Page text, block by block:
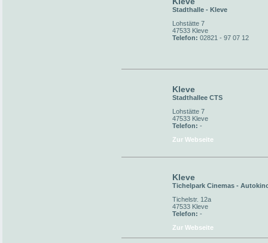
Stadthalle - Kleve
Lohstätte 7
47533 Kleve
Telefon: 02821 - 97 07 12
Kleve
Stadthallee CTS
Lohstätte 7
47533 Kleve
Telefon: -
Zur Webseite
Kleve
Tichelpark Cinemas -
Tichelstr. 12a
47533 Kleve
Telefon: -
Zur Webseite